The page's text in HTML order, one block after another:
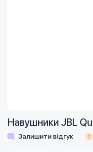
Навушники JBL
Залишити відгук